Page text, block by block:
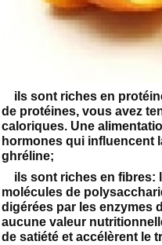
ils sont riches en
de protéines, vous avez
caloriques. Une
hormones qui influencent
ghréline;
ils sont riches en fibres:
molécules de
digérées par les enzymes
aucune valeur
de satiété et accélèrent le